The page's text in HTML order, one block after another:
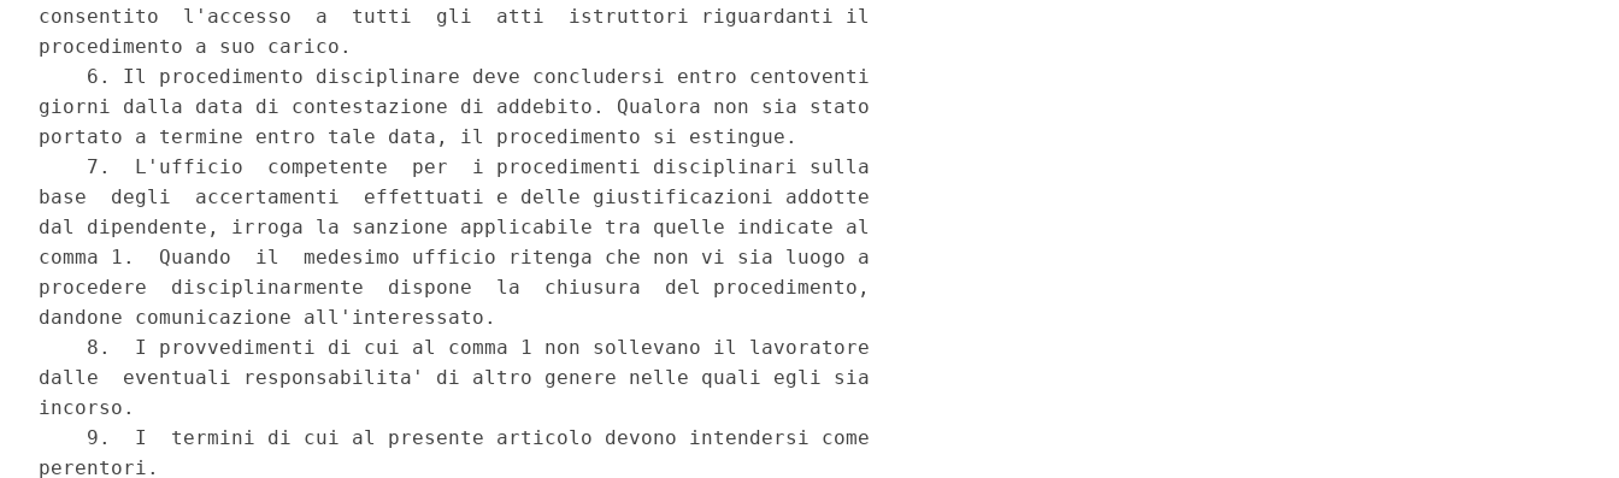
consentito  l'accesso  a  tutti  gli  atti  istruttori riguardanti il
procedimento a suo carico.
    6. Il procedimento disciplinare deve concludersi entro centoventi
giorni dalla data di contestazione di addebito. Qualora non sia stato
portato a termine entro tale data, il procedimento si estingue.
    7.  L'ufficio  competente  per  i procedimenti disciplinari sulla
base  degli  accertamenti  effettuati e delle giustificazioni addotte
dal dipendente, irroga la sanzione applicabile tra quelle indicate al
comma 1.  Quando  il  medesimo ufficio ritenga che non vi sia luogo a
procedere  disciplinarmente  dispone  la  chiusura  del procedimento,
dandone comunicazione all'interessato.
    8.  I provvedimenti di cui al comma 1 non sollevano il lavoratore
dalle  eventuali responsabilita' di altro genere nelle quali egli sia
incorso.
    9.  I  termini di cui al presente articolo devono intendersi come
perentori.